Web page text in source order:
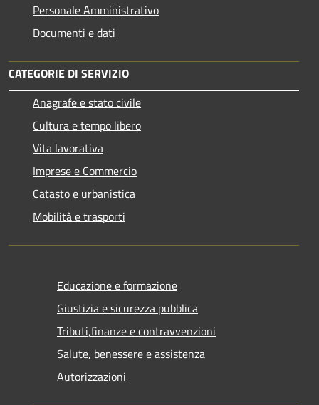
Personale Amministrativo
Documenti e dati
CATEGORIE DI SERVIZIO
Anagrafe e stato civile
Cultura e tempo libero
Vita lavorativa
Imprese e Commercio
Catasto e urbanistica
Mobilità e trasporti
Educazione e formazione
Giustizia e sicurezza pubblica
Tributi,finanze e contravvenzioni
Salute, benessere e assistenza
Autorizzazioni